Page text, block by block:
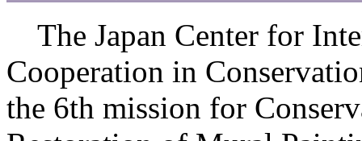
The Japan Center for
Cooperation in
the 6th mission for